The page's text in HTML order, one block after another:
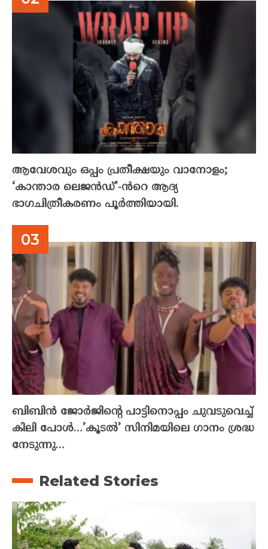
ആവേശവും ഒപ്പം പ്രതീക്ഷയും വാനോളം;
‘കാന്താര ലെജൻഡ്’-ൻറെ ആദ്യ
ഭാഗചിത്രീകരണം പൂർത്തിയായി.
ബിബിൻ ജോർജിന്റെ പാട്ടിനൊപ്പം ചുവടുവെച്ച്
കിലി പോൾ…’കൂടൽ’ സിനിമയിലെ ഗാനം ശ്രദ്ധ
നേടുന്നു…
Related Stories